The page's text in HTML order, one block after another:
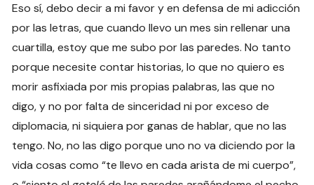
Eso sí, debo decir a mi favor y en defensa de mi adicción
por las letras, que cuando llevo un mes sin rellenar una
cuartilla, estoy que me subo por las paredes. No tanto
porque necesite contar historias, lo que no quiero es
morir asfixiada por mis propias palabras, las que no
digo, y no por falta de sinceridad ni por exceso de
diplomacia, ni siquiera por ganas de hablar, que no las
tengo. No, no las digo porque uno no va diciendo por la
vida cosas como “te llevo en cada arista de mi cuerpo”,